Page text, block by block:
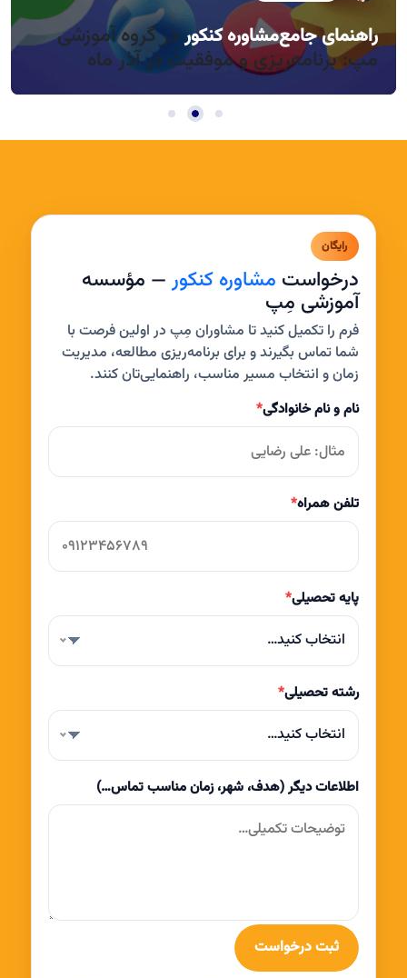
مدیریت خواب و بی‌حوصلگی در این فصل
راهنمای جامعمشاوره کنکوردر گروه آموزشی
مپ: برنامه‌ریزی و موفقیت در آذر ماه
راندمان بالا در روزهای کوتاه آذر، چطور؟
رایگان
درخواست مشاوره کنکور— مؤسسه
آموزشی مِپ
فرم را تکمیل کنید تا مشاوران مِپ در اولین فرصت با
شما تماس بگیرند و برای برنامه‌ریزی مطالعه، مدیریت
زمان و انتخاب مسیر مناسب، راهنمایی‌تان کنند.
نام و نام خانوادگی*
تلفن همراه*
پایه تحصیلی*
انتخاب کنید…
رشته تحصیلی*
انتخاب کنید…
اطلاعات دیگر (هدف، شهر، زمان مناسب تماس…)
ثبت درخواست